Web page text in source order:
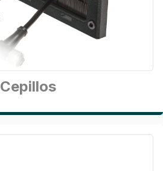
Cepillos